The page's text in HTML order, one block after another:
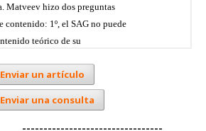
Enviar un artículo
Enviar una consulta
---------------------------------